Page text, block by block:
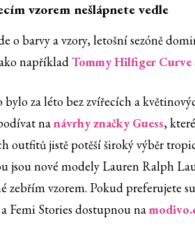
vzorem nešlápnete vedle
o barvy a vzory, letošní sezóně
napříkladTommy Hilfiger Curve
bylo za léto bez zvířecích a
nanávrhy značky Guess,
outfitů jistě potěší široký výběr
jsou nové modely Lauren Ralph
zebřím vzorem. Pokud preferujete
Femi Stories dostupnou na